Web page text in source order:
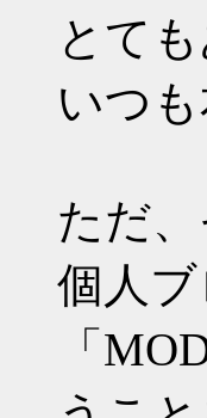
とて
いつ
ただ
個人
「